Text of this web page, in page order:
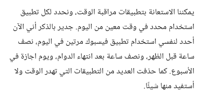
يمكننا الاستعانة بتطبيقات مراقبة الوقت، ونحدد لكل تطبيق
استخدام محدد في وقت معين من اليوم. جدير بالذكر أني الآن
أحدد لنفسي استخدام تطبيق فيسبوك مرتين في اليوم، نصف
ساعة قبل الظهر، ونصف ساعة بعد انتهاء الدوام، ويوم اجازة في
الأسبوع. كما حذفت العديد من التطبيقات التي تهدر الوقت ولا
أستفيد منها شيئًا.